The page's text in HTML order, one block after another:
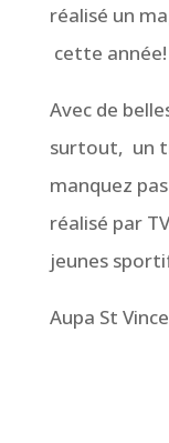
réalisé un
cette année!
Avec de
surtout, un
manquez
réalisé par
jeunes
Aupa St